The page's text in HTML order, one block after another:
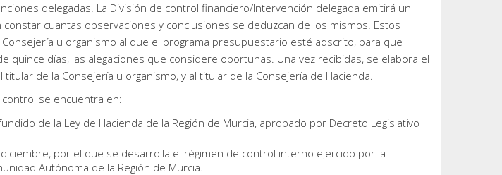
delegadas. La División de control financiero/Intervención delegada emitirá un
cuantas observaciones y conclusiones se deduzcan de los mismos. Estos
u organismo al que el programa presupuestario esté adscrito, para que
quince días, las alegaciones que considere oportunas. Una vez recibidas, se elabora el
de la Consejería u organismo, y al titular de la Consejería de Hacienda.
control se encuentra en:
de la Ley de Hacienda de la Región de Murcia, aprobado por Decreto Legislativo
por el que se desarrolla el régimen de control interno ejercido por la
Autónoma de la Región de Murcia.